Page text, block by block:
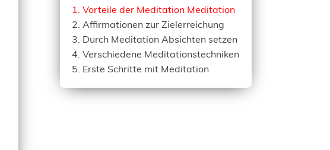
Vorteile der Meditation Meditation
Affirmationen zur Zielerreichung
Durch Meditation Absichten setzen
Verschiedene Meditationstechniken
Erste Schritte mit Meditation